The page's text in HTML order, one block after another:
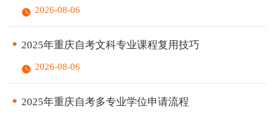
2026-08-06
2025年重庆自考文科专业课程复用技巧
2026-08-06
2025年重庆自考多专业学位申请流程